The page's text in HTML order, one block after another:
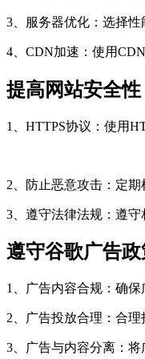
3、服务器优化：选择性
4、CDN加速：使用
提高网站安全性
1、HTTPS协议：使用
2、防止恶意攻击：定期
3、遵守法律法规：遵守
遵守谷歌广告政
1、广告内容合规：确保
2、广告投放合理：合理
3、广告与内容分离：将